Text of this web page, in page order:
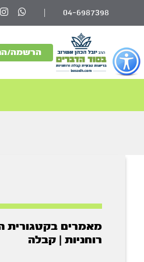
כפתור
לפתיחת
תפריט
נגישות
04-6987398
הרשמה/
מאמרים בקטגורית
רוחניות | קבלה